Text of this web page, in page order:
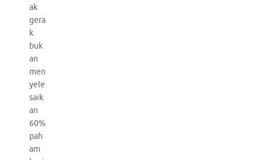
ak
gera
k
buk
an
men
yele
saik
an
60%
pah
am